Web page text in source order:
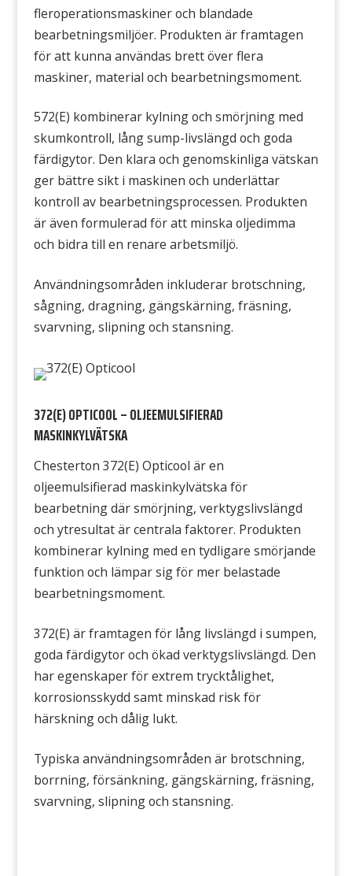
fleroperationsmaskiner och blandade
bearbetningsmiljöer. Produkten är framtagen
för att kunna användas brett över flera
maskiner, material och bearbetningsmoment.
572(E) kombinerar kylning och smörjning med
skumkontroll, lång sump-livslängd och goda
färdigytor. Den klara och genomskinliga vätskan
ger bättre sikt i maskinen och underlättar
kontroll av bearbetningsprocessen. Produkten
är även formulerad för att minska oljedimma
och bidra till en renare arbetsmiljö.
Användningsområden inkluderar brotschning,
sågning, dragning, gängskärning, fräsning,
svarvning, slipning och stansning.
372(E) OPTICOOL – OLJEEMULSIFIERAD
MASKINKYLVÄTSKA
Chesterton 372(E) Opticool är en
oljeemulsifierad maskinkylvätska för
bearbetning där smörjning, verktygslivslängd
och ytresultat är centrala faktorer. Produkten
kombinerar kylning med en tydligare smörjande
funktion och lämpar sig för mer belastade
bearbetningsmoment.
372(E) är framtagen för lång livslängd i sumpen,
goda färdigytor och ökad verktygslivslängd. Den
har egenskaper för extrem trycktålighet,
korrosionsskydd samt minskad risk för
härskning och dålig lukt.
Typiska användningsområden är brotschning,
borrning, försänkning, gängskärning, fräsning,
svarvning, slipning och stansning.